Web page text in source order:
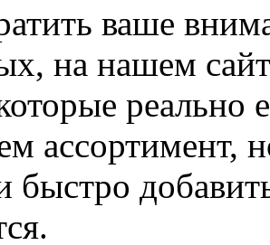
ваше
на нашем
ассортимент,
быстро